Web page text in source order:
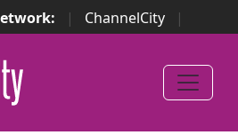
| ChannelCity
|
| Italian Channel
Awards
Italian Security